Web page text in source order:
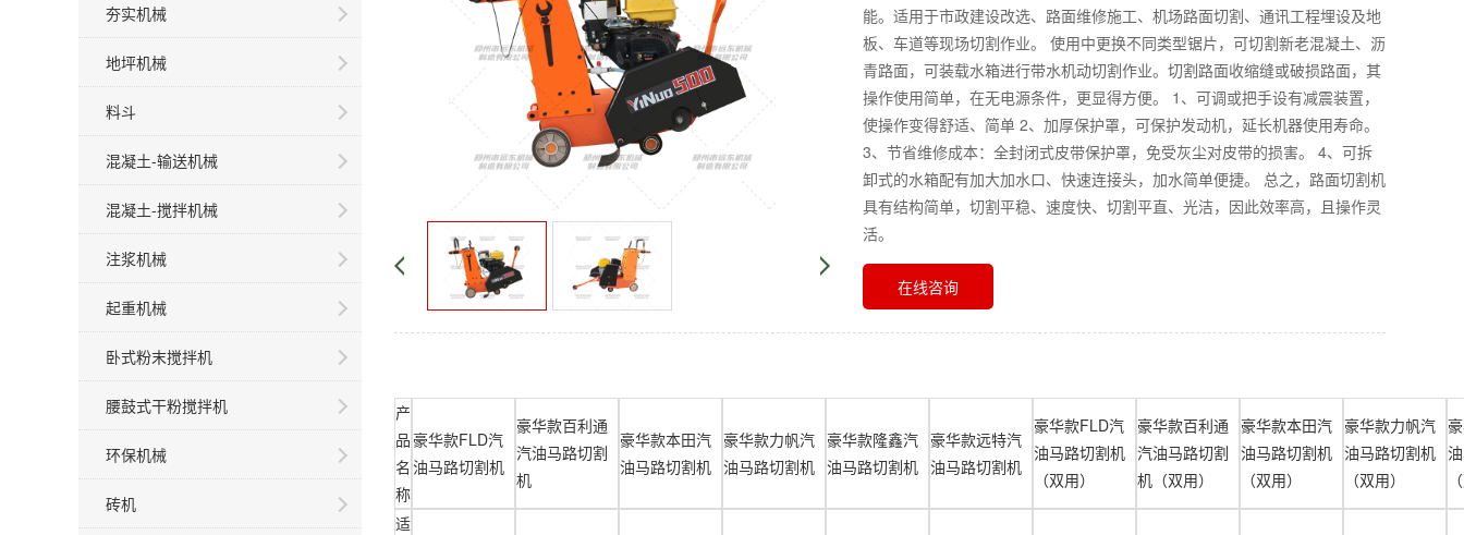
夯实机械
地坪机械
料斗
混凝土-输送机械
混凝土-搅拌机械
注浆机械
起重机械
卧式粉末搅拌机
腰鼓式干粉搅拌机
环保机械
砖机
能。适用于市政建设改选、路面维修施工、机场路面切割、通讯工程埋设及地
板、车道等现场切割作业。 使用中更换不同类型锯片，可切割新老混凝土、沥
青路面，可装载水箱进行带水机动切割作业。切割路面收缩缝或破损路面，其
操作使用简单，在无电源条件，更显得方便。 1、可调或把手设有减震装置，
使操作变得舒适、简单 2、加厚保护罩，可保护发动机，延长机器使用寿命。
3、节省维修成本：全封闭式皮带保护罩，免受灰尘对皮带的损害。 4、可拆
卸式的水箱配有加大加水口、快速连接头，加水简单便捷。 总之，路面切割机
具有结构简单，切割平稳、速度快、切割平直、光洁，因此效率高，且操作灵
活。
在线咨询
产
品
名
称
豪华款FLD汽
油马路切割机
豪华款百利通
汽油马路切割
机
豪华款本田汽
油马路切割机
豪华款力帆汽
油马路切割机
豪华款隆鑫汽
油马路切割机
豪华款远特汽
油马路切割机
豪华款FLD汽
油马路切割机
（双用）
豪华款百利通
汽油马路切割
机（双用）
豪华款本田汽
油马路切割机
（双用）
豪华款力帆汽
油马路切割机
（双用）
适